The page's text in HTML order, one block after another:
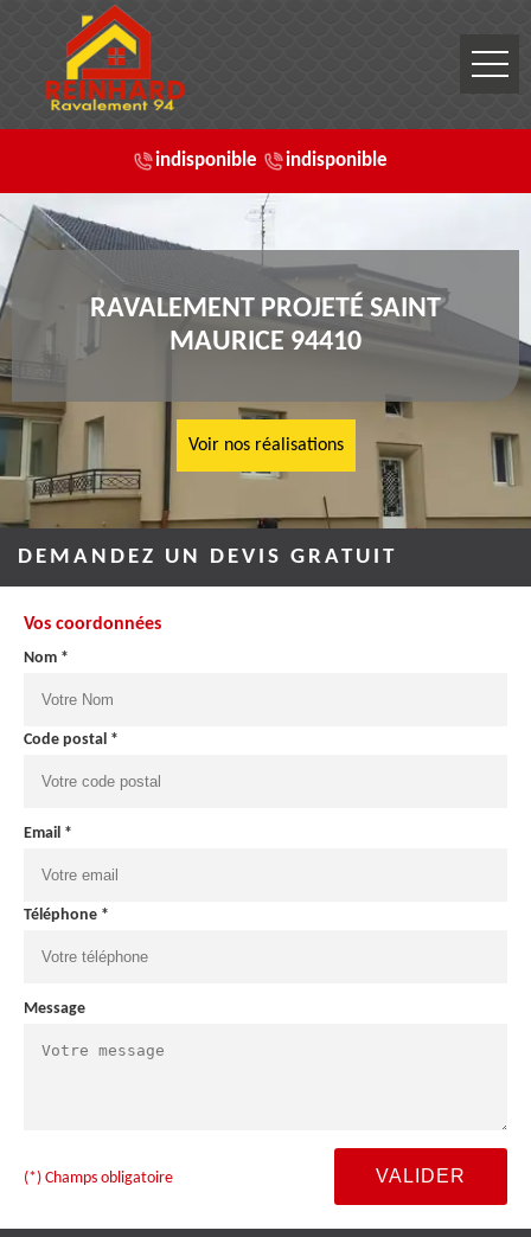
indisponible indisponible
RAVALEMENT PROJETÉ SAINT
MAURICE 94410
Voir nos réalisations
DEMANDEZ UN DEVIS GRATUIT
Vos coordonnées
Nom *
Code postal *
Email *
Téléphone *
Message
(*) Champs obligatoire